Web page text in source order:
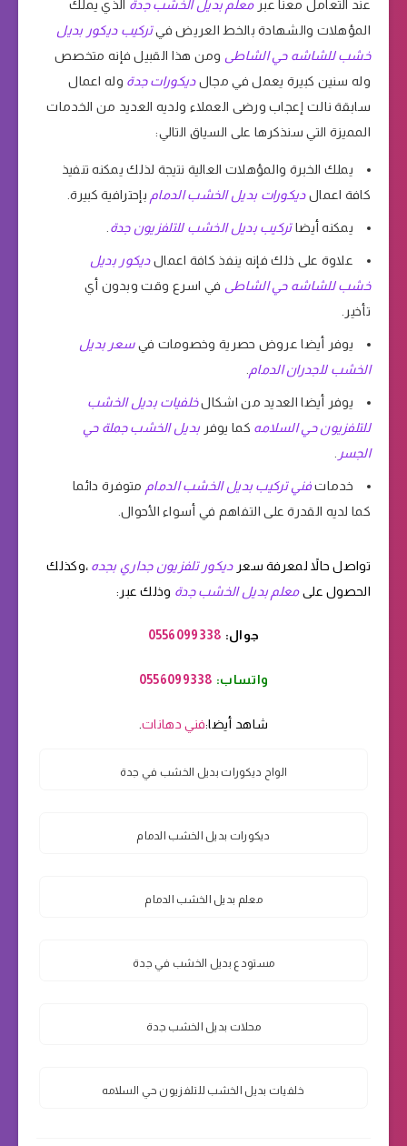
عند التعامل معنا عبرمعلم بديل الخشب جدة الذي يملك
المؤهلات والشهادة بالخط العريض فيتركيب ديكور بديل
خشب للشاشه حي الشاطى ومن هذا القبيل فإنه متخصص
وله سنين كبيرة يعمل في مجالديكورات جدة وله اعمال
سابقة نالت إعجاب ورضى العملاء ولديه العديد من الخدمات
المميزة التي سنذكرها على السياق التالي:
يملك الخبرة والمؤهلات العالية نتيجة لذلك يمكنه تنفيذ
كافة اعمالديكورات بديل الخشب الدمام بإحترافية كبيرة.
يمكنه أيضاتركيب بديل الخشب للتلفزيون جدة
علاوة على ذلك فإنه ينفذ كافة اعمالديكور بديل
خشب للشاشه حي الشاطى في اسرع وقت وبدون أي
تأخير.
يوفر أيضا عروض حصرية وخصومات فيسعر بديل
الخشب للجدران الدمام
يوفر أيضا العديد من اشكالخلفيات بديل الخشب
للتلفزيون حي السلامه كما يوفر بديل الخشب جملة حي
الجسر
خدماتفني تركيب بديل الخشب الدمام متوفرة دائما
كما لديه القدرة على التفاهم في أسواء الأحوال.
تواصل حالاً لمعرفة سعرديكور تلفزيون جداري بجده ،وكذلك
الحصول علىمعلم بديل الخشب جدة وذلك عبر:
جوال: 0556099338
واتساب: 0556099338
شاهد أيضا:فني دهانات.
الواح ديكورات بديل الخشب في جدة
ديكورات بديل الخشب الدمام
معلم بديل الخشب الدمام
مستودع بديل الخشب في جدة
محلات بديل الخشب جدة
خلفيات بديل الخشب للتلفزيون حي السلامه